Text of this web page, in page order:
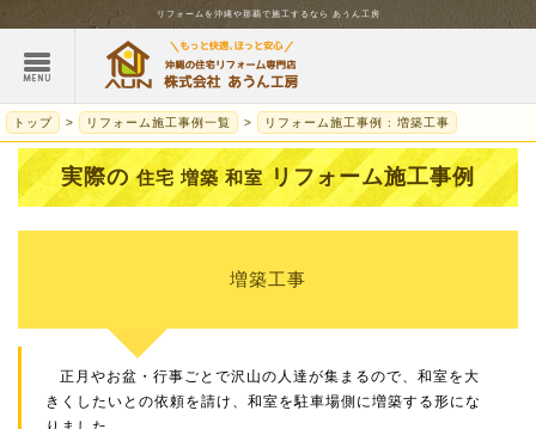
リフォームを 沖縄や那覇で施工するなら あうん工房
トップ リフォーム施工事例一覧 リフォーム施工事例 : 増築工事
実際の 住宅 増築 和室リフォーム施工事例
増築工事
正月やお盆・行事ごとで沢山の人達が集まるので、和室を大
きくしたいとの依頼を請け、和室を駐車場側に増築する形にな